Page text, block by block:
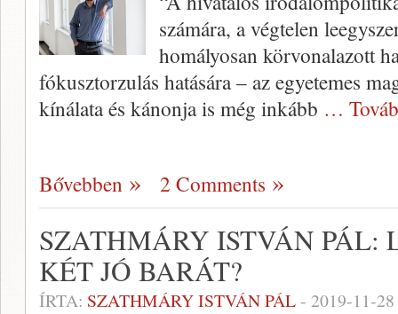
számára, a végtelen
homályosan körvonalazott
fókusztorzulás hatására – az egyetemes
kínálata és kánonja is még inkább …
Bővebben 2 Comments
SZATHMÁRY ISTVÁN PÁL:
KÉT JÓ BARÁT?
ÍRTA: SZATHMÁRY ISTVÁN PÁL- 2019-11-28